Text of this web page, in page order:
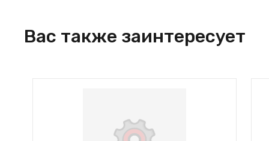
Вас также заинтересует